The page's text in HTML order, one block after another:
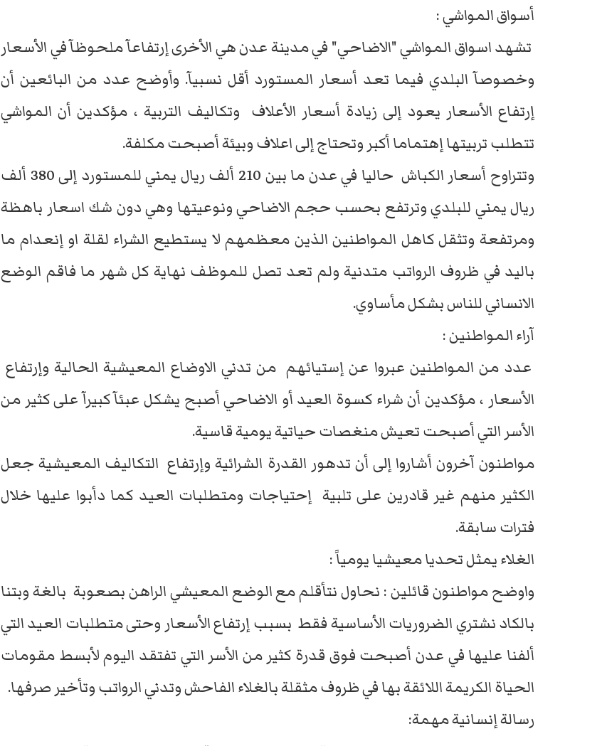
أسواق المواشي :
تشهد اسواق المواشي "الاضاحي" في مدينة عدن هي الأخرى إرتفاعآ ملحوظآ في الأسعار
وخصوصآ البلدي فيما تعد أسعار المستورد أقل نسبيآ. وأوضح عدد من البائعين أن
إرتفاع الأسعار يعود إلى زيادة أسعار الأعلاف وتكاليف التربية ، مؤكدين أن المواشي
تتطلب تربيتها إهتماما أكبر وتحتاج إلى اعلاف وبيئة أصبحت مكلفة.
وتتراوح أسعار الكباش حاليا في عدن ما بين 210 ألف ريال يمني للمستورد إلى 380 ألف
ريال يمني للبلدي وترتفع بحسب حجم الاضاحي ونوعيتها وهي دون شك اسعار باهظة
ومرتفعة وتثقل كاهل المواطنين الذين معظمهم لا يستطيع الشراء لقلة او إنعدام ما
باليد في ظروف الرواتب متدنية ولم تعد تصل للموظف نهاية كل شهر ما فاقم الوضع
الانساني للناس بشكل مأساوي.
آراء المواطنين :
عدد من المواطنين عبروا عن إستيائهم من تدني الاوضاع المعيشية الحالية وإرتفاع
الأسعار ، مؤكدين أن شراء كسوة العيد أو الاضاحي أصبح يشكل عبئآ كبيرآ على كثير من
الأسر التي أصبحت تعيش منغصات حياتية يومية قاسية.
مواطنون آخرون أشاروا إلى أن تدهور القدرة الشرائية وإرتفاع التكاليف المعيشية جعل
الكثير منهم غير قادرين على تلبية إحتياجات ومتطلبات العيد كما دأبوا عليها خلال
فترات سابقة.
الغلاء يمثل تحديا معيشيا يومياً :
واوضح مواطنون قائلين : نحاول نتأقلم مع الوضع المعيشي الراهن بصعوبة بالغة وبتنا
بالكاد نشتري الضروريات الأساسية فقط بسبب إرتفاع الأسعار وحتى متطلبات العيد التي
ألفنا عليها في عدن أصبحت فوق قدرة كثير من الأسر التي تفتقد اليوم لأبسط مقومات
الحياة الكريمة اللائقة بها في ظروف مثقلة بالغلاء الفاحش وتدني الرواتب وتأخير صرفها.
رسالة إنسانية مهمة: